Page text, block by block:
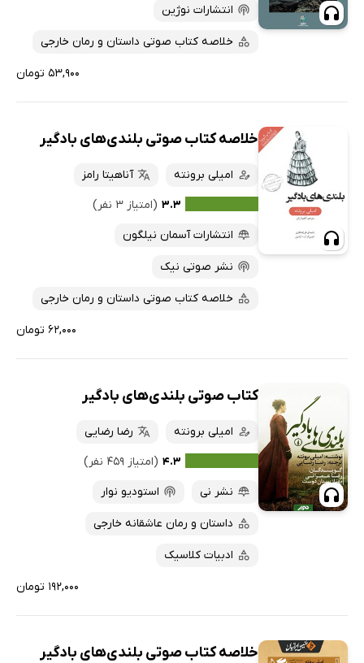
پربحث‌ها
ارزان ترین‌ها
انتشارات نوژین
خلاصه کتاب صوتی داستان و رمان خارجی
۵۳,۹۰۰ تومان
خلاصه کتاب صوتی بلندی‌های بادگیر
امیلی برونته
آناهیتا رامز
۳.۳ (امتیاز ۳ نفر)
انتشارات آسمان نیلگون
نشر صوتی نیک
خلاصه کتاب صوتی داستان و رمان خارجی
۶۲,۰۰۰ تومان
کتاب صوتی بلندی‌های بادگیر
امیلی برونته
رضا رضایی
۴.۳ (امتیاز ۴۵۹ نفر)
نشر نی
استودیو نوار
داستان و رمان عاشقانه خارجی
ادبیات کلاسیک
۱۹۲,۰۰۰ تومان
خلاصه کتاب صوتی بلندی‌های بادگیر